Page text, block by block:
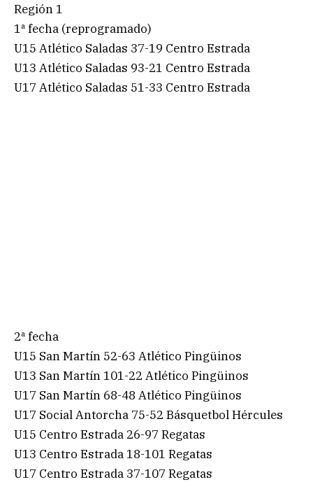
Región 1
1ª fecha (reprogramado)
U15 Atlético Saladas 37-19 Centro Estrada
U13 Atlético Saladas 93-21 Centro Estrada
U17 Atlético Saladas 51-33 Centro Estrada
2ª fecha
U15 San Martín 52-63 Atlético Pingüinos
U13 San Martín 101-22 Atlético Pingüinos
U17 San Martín 68-48 Atlético Pingüinos
U17 Social Antorcha 75-52 Básquetbol Hércules
U15 Centro Estrada 26-97 Regatas
U13 Centro Estrada 18-101 Regatas
U17 Centro Estrada 37-107 Regatas